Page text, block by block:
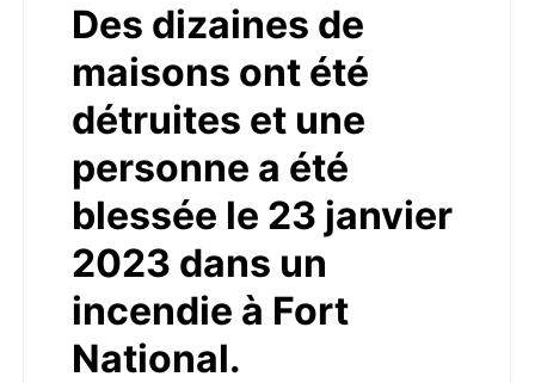
Des dizaines de
maisons ont été
détruites et une
personne a été
blessée le 23 janvier
2023 dans un
incendie à Fort
National.